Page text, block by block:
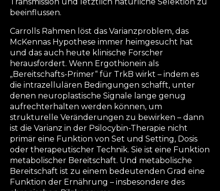
beeinflussen.
Carrolls Rahmen löst das Varianzproblem, das
McKennas Hypothese immer heimgesucht hat
und das auch heute klinische Forscher
herausfordert. Wenn Ergothionein als
„Bereitschafts-Primer“ für TrkB wirkt – indem es
die intrazellulären Bedingungen schafft, unter
denen neuroplastische Signale lange genug
aufrechterhalten werden können, um
strukturelle Veränderungen zu bewirken – dann
ist die Varianz in der Psilocybin-Therapie nicht
primär eine Funktion von Set und Setting, Dosis
oder therapeutischer Technik. Sie ist eine Funktion
metabolischer Bereitschaft. Und metabolische
Bereitschaft ist zu einem bedeutenden Grad eine
Funktion der Ernährung – insbesondere des